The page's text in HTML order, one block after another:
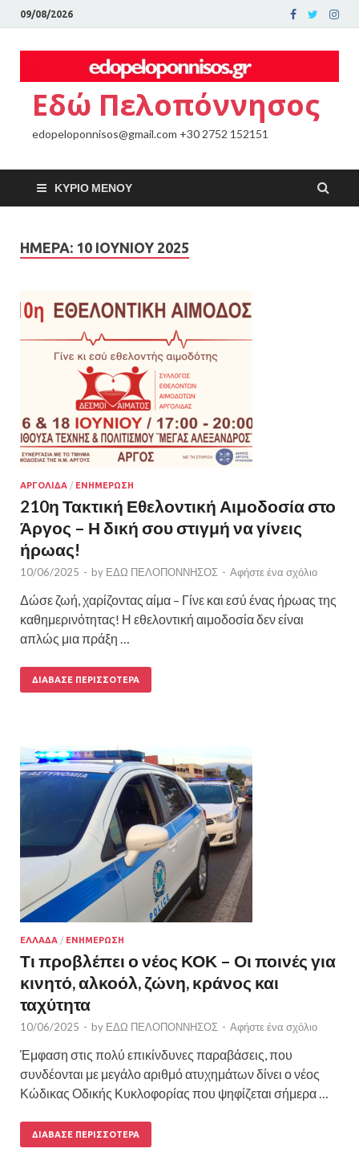
09/08/2026
Εδώ Πελοπόννησος
edopeloponnisos@gmail.com +30 2752 152151
ΚΎΡΙΟ ΜΕΝΟΎ
ΗΜΈΡΑ: 10 ΙΟΥΝΊΟΥ 2025
ΑΡΓΟΛΙΔΑ / ΕΝΗΜΕΡΩΣΗ
210η Τακτική Εθελοντική Αιμοδοσία στο
Άργος – Η δική σου στιγμή να γίνεις
ήρωας!
10/06/2025 - by ΕΔΩ ΠΕΛΟΠΟΝΝΗΣΟΣ - Αφήστε ένα σχόλιο
Δώσε ζωή, χαρίζοντας αίμα – Γίνε και εσύ ένας ήρωας της
καθημερινότητας! Η εθελοντική αιμοδοσία δεν είναι
απλώς μια πράξη …
ΔΙΆΒΑΣΕ ΠΕΡΙΣΣΌΤΕΡΑ
ΕΛΛΑΔΑ / ΕΝΗΜΕΡΩΣΗ
Τι προβλέπει ο νέος ΚΟΚ – Οι ποινές για
κινητό, αλκοόλ, ζώνη, κράνος και
ταχύτητα
10/06/2025 - by ΕΔΩ ΠΕΛΟΠΟΝΝΗΣΟΣ - Αφήστε ένα σχόλιο
Έμφαση στις πολύ επικίνδυνες παραβάσεις, που
συνδέονται με μεγάλο αριθμό ατυχημάτων δίνει ο νέος
Κώδικας Οδικής Κυκλοφορίας που ψηφίζεται σήμερα …
ΔΙΆΒΑΣΕ ΠΕΡΙΣΣΌΤΕΡΑ